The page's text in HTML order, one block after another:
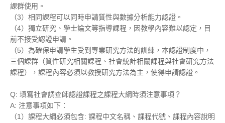
課群使用。
（3）相同課程可以同時申請質性與數據分析能力認證。
（4）獨立研究、學士論文等指導課程，因教學內容難以認定，目
前不接受認證申請。
（5）為確保申請學生受到專業研究方法的訓練，本認證制度中，
三個課群（質性研究相關課程、社會統計相關課程與社會研究方法
課程），課程內容必須以教授研究方法為主，使得申請認證。
Q: 填寫社會調查師認證課程之課程大綱時須注意事項？
A: 注意事項如下：
（1）課程大綱必須包含: 課程中文名稱、課程代號、課程內容說明